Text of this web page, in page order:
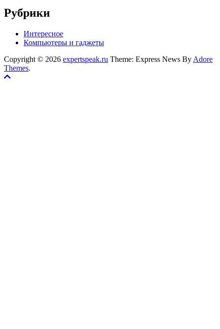
Рубрики
Интересное
Компьютеры и гаджеты
Copyright © 2026 expertspeak.ru Theme: Express News By Adore
Themes.